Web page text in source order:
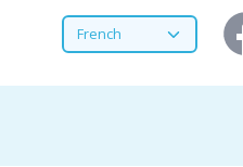
Select your language